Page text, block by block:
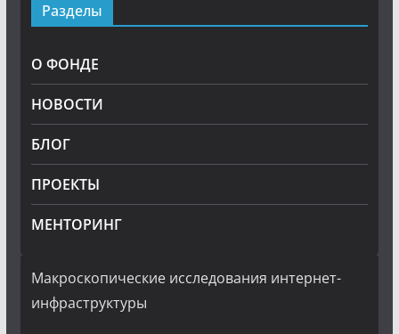
Разделы
О ФОНДЕ
НОВОСТИ
БЛОГ
ПРОЕКТЫ
МЕНТОРИНГ
Макроскопические исследования интернет-
инфраструктуры